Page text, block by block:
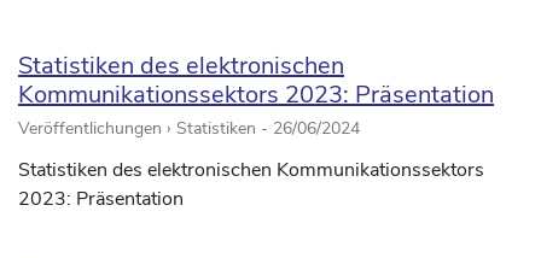
Statistiken des elektronischen
Kommunikationssektors 2023: Präsentation
Veröffentlichungen › Statistiken - 26/06/2024
Statistiken des elektronischen Kommunikationssektors
2023: Präsentation